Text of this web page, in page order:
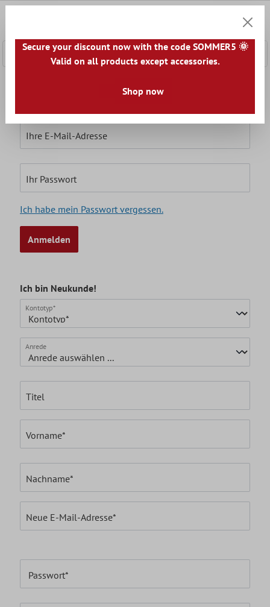
Ihre E-Mail-Adresse
Ihr Passwort
Ich habe mein Passwort vergessen.
Anmelden
Ich bin Neukunde!
Persönliche Informationen
Kontotyp*
Anrede
Titel
Vorname*
Nachname*
Neue E-Mail-Adresse*
Passwort*
Secure your discount now with the code SOMMER5 🌞
Valid on all products except accessories.
Shop now